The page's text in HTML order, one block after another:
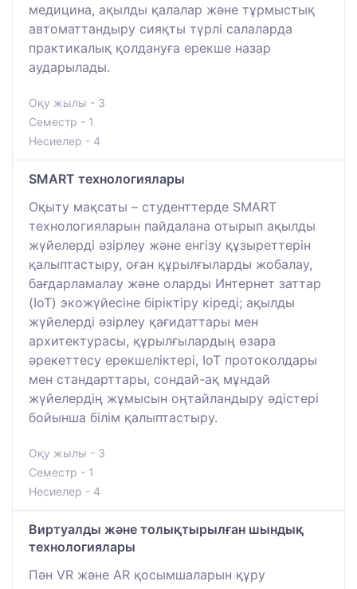
медицина, ақылды қалалар және тұрмыстық
автоматтандыру сияқты түрлі салаларда
практикалық қолдануға ерекше назар
аударылады.
Оқу жылы - 3
Семестр - 1
Несиелер - 4
SMART технологиялары
Оқыту мақсаты – студенттерде SMART
технологияларын пайдалана отырып ақылды
жүйелерді әзірлеу және енгізу құзыреттерін
қалыптастыру, оған құрылғыларды жобалау,
бағдарламалау және оларды Интернет заттар
(IoT) экожүйесіне біріктіру кіреді; ақылды
жүйелерді әзірлеу қағидаттары мен
архитектурасы, құрылғылардың өзара
әрекеттесу ерекшеліктері, IoT протоколдары
мен стандарттары, сондай-ақ мұндай
жүйелердің жұмысын оңтайландыру әдістері
бойынша білім қалыптастыру.
Оқу жылы - 3
Семестр - 1
Несиелер - 4
Виртуалды және толықтырылған шындық
технологиялары
Пән VR және AR қосымшаларын құру